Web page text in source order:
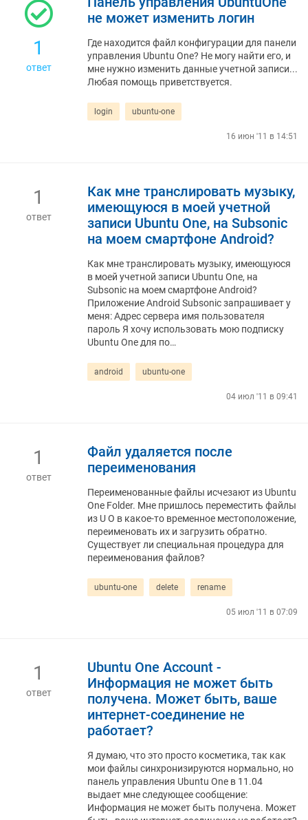
1
ответ
не может изменить логин
Где находится файл конфигурации для панели
управления Ubuntu One? Не могу найти его, и
мне нужно изменить данные учетной записи...
Любая помощь приветствуется.
login ubuntu-one
16 июн '11 в 14:51
1
ответ
Как мне транслировать музыку,
имеющуюся в моей учетной
записи Ubuntu One, на Subsonic
на моем смартфоне Android?
Как мне транслировать музыку, имеющуюся
в моей учетной записи Ubuntu One, на
Subsonic на моем смартфоне Android?
Приложение Android Subsonic запрашивает у
меня: Адрес сервера имя пользователя
пароль Я хочу использовать мою подписку
Ubuntu One для по…
android ubuntu-one
04 июл '11 в 09:41
1
ответ
Файл удаляется после
переименования
Переименованные файлы исчезают из Ubuntu
One Folder. Мне пришлось переместить файлы
из U O в какое-то временное местоположение,
переименовать их и загрузить обратно.
Существует ли специальная процедура для
переименования файлов?
ubuntu-one delete rename
05 июл '11 в 07:09
1
ответ
Ubuntu One Account -
Информация не может быть
получена. Может быть, ваше
интернет-соединение не
работает?
Я думаю, что это просто косметика, так как
мои файлы синхронизируются нормально, но
панель управления Ubuntu One в 11.04
выдает мне следующее сообщение:
Информация не может быть получена. Может